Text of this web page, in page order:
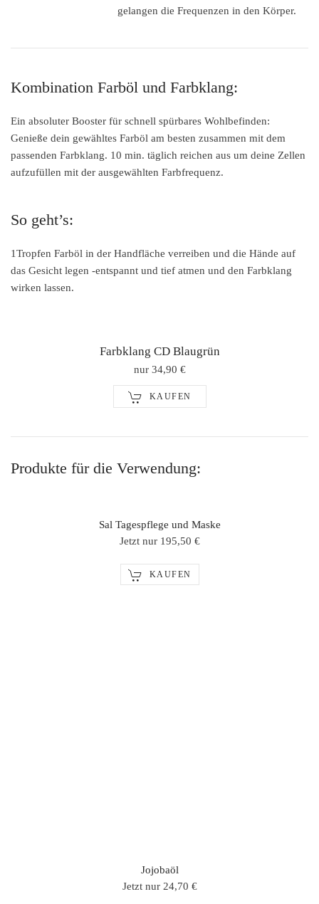
gelangen die Frequenzen in den Körper.
Kombination Farböl und Farbklang:
Ein absoluter Booster für schnell spürbares Wohlbefinden:
Genieße dein gewähltes Farböl am besten zusammen mit dem
passenden Farbklang. 10 min. täglich reichen aus um deine Zellen
aufzufüllen mit der ausgewählten Farbfrequenz.
So geht’s:
1Tropfen Farböl in der Handfläche verreiben und die Hände auf
das Gesicht legen -entspannt und tief atmen und den Farbklang
wirken lassen.
Farbklang CD Blaugrün
nur 34,90 €
KAUFEN
Produkte für die Verwendung: